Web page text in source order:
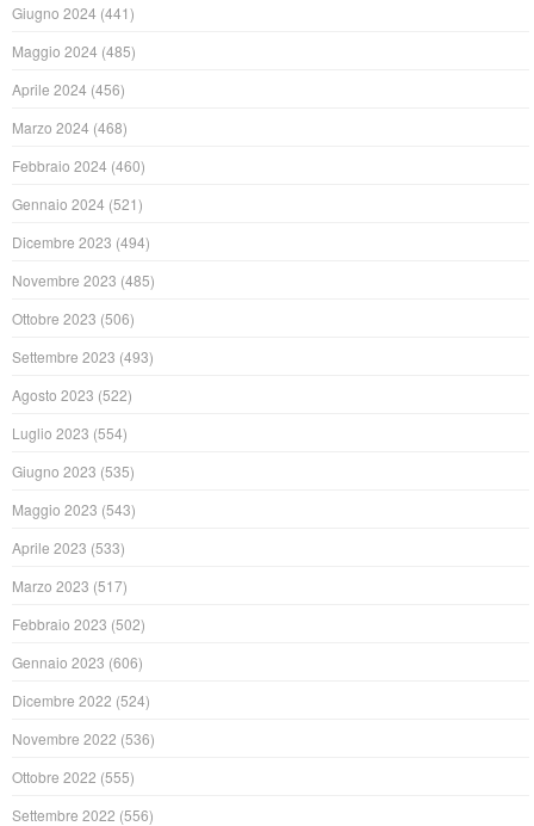
Giugno 2024 (441)
Maggio 2024 (485)
Aprile 2024 (456)
Marzo 2024 (468)
Febbraio 2024 (460)
Gennaio 2024 (521)
Dicembre 2023 (494)
Novembre 2023 (485)
Ottobre 2023 (506)
Settembre 2023 (493)
Agosto 2023 (522)
Luglio 2023 (554)
Giugno 2023 (535)
Maggio 2023 (543)
Aprile 2023 (533)
Marzo 2023 (517)
Febbraio 2023 (502)
Gennaio 2023 (606)
Dicembre 2022 (524)
Novembre 2022 (536)
Ottobre 2022 (555)
Settembre 2022 (556)